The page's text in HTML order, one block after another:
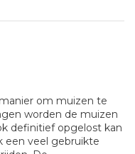
om muizen te
worden de muizen
definitief opgelost kan
een veel gebruikte